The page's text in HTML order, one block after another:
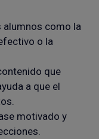
alumnos como la
o la
que
a que el
motivado y